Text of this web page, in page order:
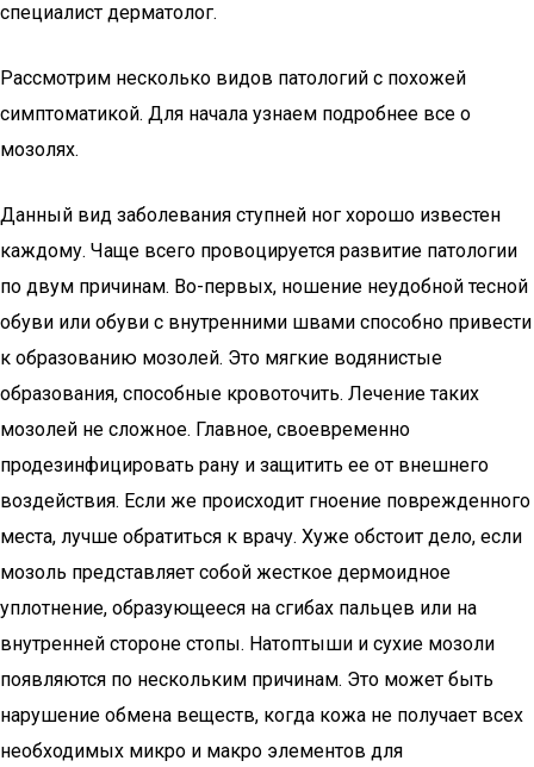
специалист дерматолог.
Рассмотрим несколько видов патологий с похожей
симптоматикой. Для начала узнаем подробнее все о
мозолях.
Данный вид заболевания ступней ног хорошо известен
каждому. Чаще всего провоцируется развитие патологии
по двум причинам. Во-первых, ношение неудобной тесной
обуви или обуви с внутренними швами способно привести
к образованию мозолей. Это мягкие водянистые
образования, способные кровоточить. Лечение таких
мозолей не сложное. Главное, своевременно
продезинфицировать рану и защитить ее от внешнего
воздействия. Если же происходит гноение поврежденного
места, лучше обратиться к врачу. Хуже обстоит дело, если
мозоль представляет собой жесткое дермоидное
уплотнение, образующееся на сгибах пальцев или на
внутренней стороне стопы. Натоптыши и сухие мозоли
появляются по нескольким причинам. Это может быть
нарушение обмена веществ, когда кожа не получает всех
необходимых микро и макро элементов для